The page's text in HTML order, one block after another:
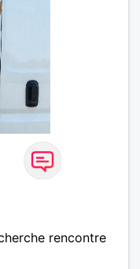
rencontre